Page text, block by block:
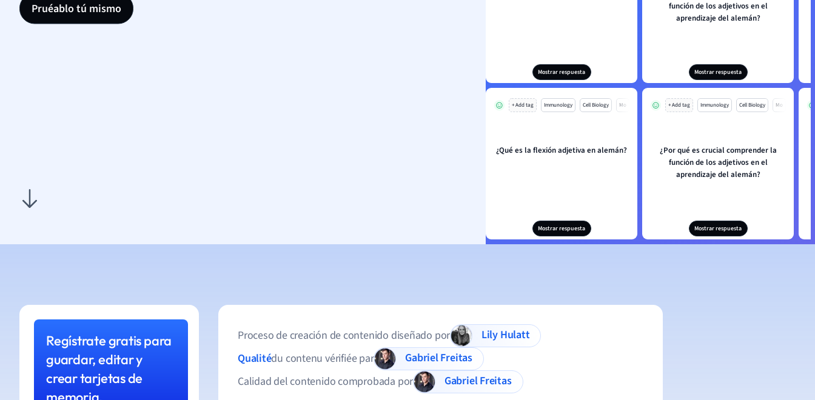
Pruéablo tú mismo
Mostrar respuesta
función de los adjetivos en el
aprendizaje del alemán?
Mostrar respuesta
+ Add tag Immunology Cell Biology Mo
¿Qué es la flexión adjetiva en alemán?
Mostrar respuesta
+ Add tag Immunology Cell Biology Mo
¿Por qué es crucial comprender la
función de los adjetivos en el
aprendizaje del alemán?
Mostrar respuesta
Regístrate gratis para
guardar, editar y
crear tarjetas de
Proceso de creación de contenido diseñado por
Lily Hulatt
Qualitédu contenu vérifiée par
Gabriel Freitas
Calidad del contenido comprobada por
Gabriel Freitas